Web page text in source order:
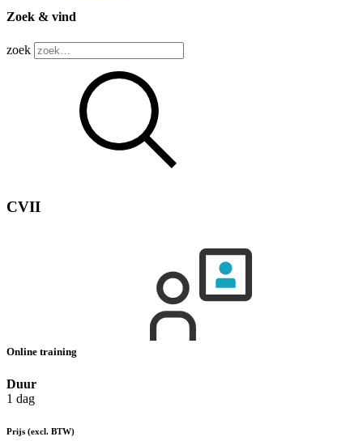
Zoek & vind
zoek
CVII
Online training
Duur
1 dag
Prijs (excl. BTW)